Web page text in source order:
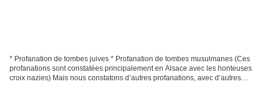
* Profanation de tombes juives * Profanation de tombes musulmanes (Ces
profanations sont constatées principalement en Alsace avec les honteuses
croix nazies) Mais nous constatons d’autres profanations, avec d’autres